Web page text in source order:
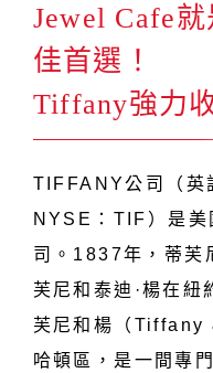
Jewel Cafe
佳首選！
Tiffany強力
TIFFANY公司（
NYSE：TIF）是美
司。1837年，蒂芙
芙尼和泰迪·楊在紐
芙尼和楊（Tiffany
哈頓區，是一間專